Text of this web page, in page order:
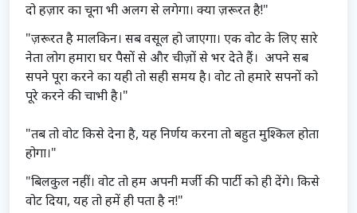
दो हज़ार का चूना भी अलग से लगेगा। क्या ज़रूरत है!"
"ज़रूरत है मालकिन। सब वसूल हो जाएगा। एक वोट के लिए सारे
नेता लोग हमारा घर पैसों से और चीज़ों से भर देते हैं। अपने सब
सपने पूरा करने का यही तो सही समय है। वोट तो हमारे सपनों को
पूरे करने की चाभी है।"
"तब तो वोट किसे देना है, यह निर्णय करना तो बहुत मुश्किल होता
होगा।"
"बिलकुल नहीं। वोट तो हम अपनी मर्जी की पार्टी को ही देंगे। किसे
वोट दिया, यह तो हमें ही पता है न!"